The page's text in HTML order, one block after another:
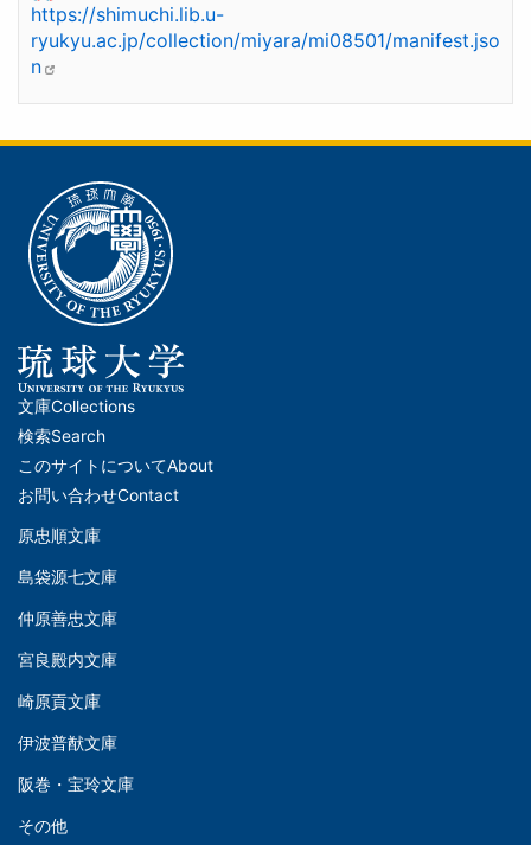
https://shimuchi.lib.u-
ryukyu.ac.jp/collection/miyara/mi08501/manifest.jso
n
メ
イ
ン
ナ
ビ
ー
シ
ョ
ン
ッ
タ
文庫Collections
検索Search
このサイトについてAbout
お問い合わせContact
文
(Left)
原忠順文庫
島袋源七文庫
仲原善忠文庫
文
(Middle)
宮良殿内文庫
崎原貢文庫
伊波普猷文庫
文
阪巻・宝玲文庫
その他